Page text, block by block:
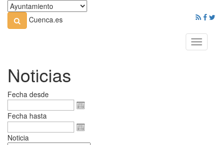
Cuenca.es
Toggle
Noticias
Fecha desde
Fecha hasta
Noticia